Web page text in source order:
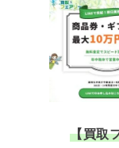
【買取